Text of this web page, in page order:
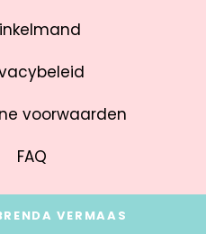
voorwaarden
FAQ
VERMAAS